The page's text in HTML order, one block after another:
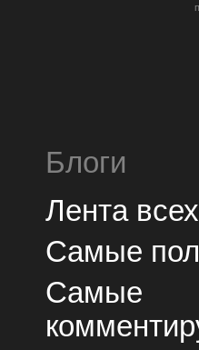
Блоги
Лента
Самые
Самые